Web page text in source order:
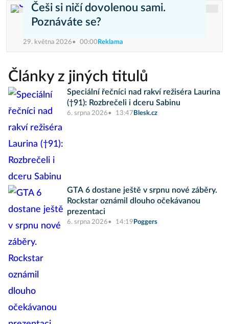
Češi si ničí dovolenou sami.
Poznáváte se?
29. května 2026 00:00 Reklama
Články z jiných titulů
Speciální řečníci nad rakví režiséra Laurina
(†91): Rozbrečeli i dceru Sabinu
6. srpna 2026 13:47 Blesk.cz
GTA 6 dostane ještě v srpnu nové záběry.
Rockstar oznámil dlouho očekávanou
prezentaci
6. srpna 2026 14:19 Poggers